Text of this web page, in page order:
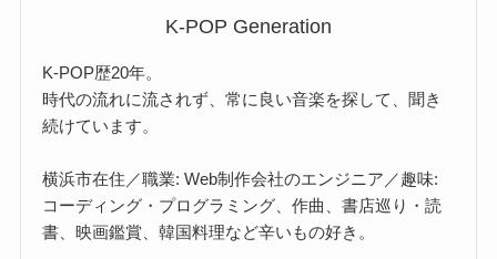
K-POP Generation
K-POP歴20年。
時代の流れに流されず、常に良い音楽を探して、聞き
続けています。
横浜市在住／職業: Web制作会社のエンジニア／趣味:
コーディング・プログラミング、作曲、書店巡り・読
書、映画鑑賞、韓国料理など辛いもの好き。